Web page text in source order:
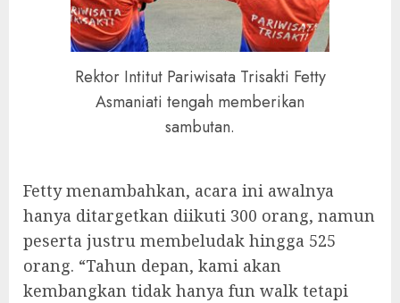
Rektor Intitut Pariwisata Trisakti Fetty
Asmaniati tengah memberikan
sambutan.
Fetty menambahkan, acara ini awalnya
hanya ditargetkan diikuti 300 orang, namun
peserta justru membeludak hingga 525
orang. “Tahun depan, kami akan
kembangkan tidak hanya fun walk tetapi